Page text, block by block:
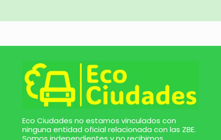
Eco Ciudades no estamos vinculados con
ninguna entidad oficial relacionada con las ZBE.